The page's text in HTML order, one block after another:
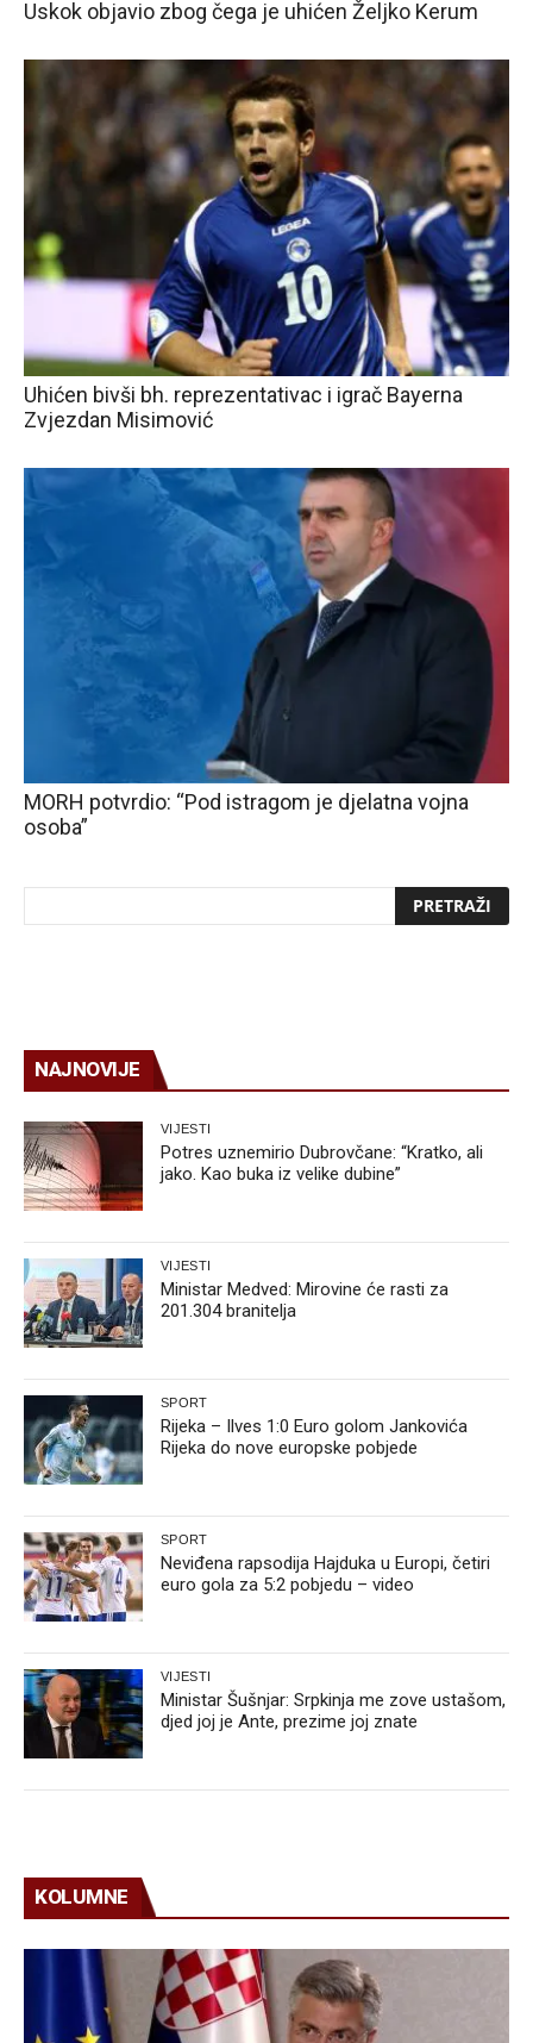
Uskok objavio zbog čega je uhićen Željko Kerum
Uhićen bivši bh. reprezentativac i igrač Bayerna
Zvjezdan Misimović
MORH potvrdio: “Pod istragom je djelatna vojna
osoba”
NAJNOVIJE
VIJESTI
Potres uznemirio Dubrovčane: “Kratko, ali
jako. Kao buka iz velike dubine”
VIJESTI
Ministar Medved: Mirovine će rasti za
201.304 branitelja
SPORT
Rijeka – Ilves 1:0 Euro golom Jankovića
Rijeka do nove europske pobjede
SPORT
Neviđena rapsodija Hajduka u Europi, četiri
euro gola za 5:2 pobjedu – video
VIJESTI
Ministar Šušnjar: Srpkinja me zove ustašom,
djed joj je Ante, prezime joj znate
KOLUMNE